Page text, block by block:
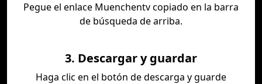
Pegue el enlace Muenchentv copiado en la barra
de búsqueda de arriba.
3. Descargar y guardar
Haga clic en el botón de descarga y guarde